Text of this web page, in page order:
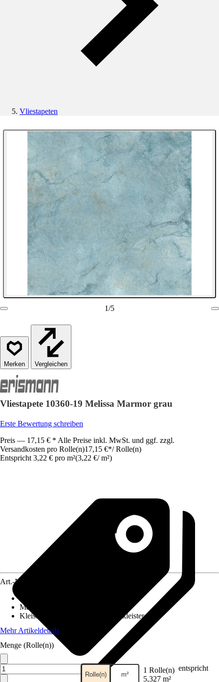
Vliestapeten
1/5
Vergleichen
Vliestapete 10360-19 Melissa Marmor grau
Erste Bewertung schreiben
Preis — 17,15 € * Alle Preise inkl. MwSt. und ggf. zzgl.
Versandkosten pro Rolle(n)17,15 €*/ Rolle(n)
Entspricht 3,22 € pro m²(3,22 €/ m²)
Art.-Nr.
Maße (BxH)
Kleisterempfehlung
Vliestapetenkleister
Mehr Artikeldetails
Menge (Rolle(n))
Rolle(n) m² 1 Rolle(n) entspricht
5,327 m²